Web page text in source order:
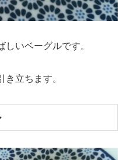
いベーグルです。
立ちます。